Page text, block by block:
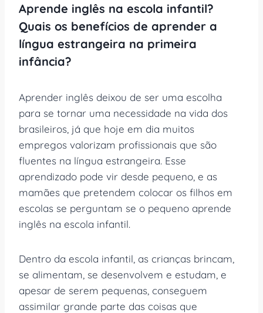
Aprende inglês na escola infantil?
Quais os benefícios de aprender a
língua estrangeira na primeira
infância?
Aprender inglês deixou de ser uma escolha
para se tornar uma necessidade na vida dos
brasileiros, já que hoje em dia muitos
empregos valorizam profissionais que são
fluentes na língua estrangeira. Esse
aprendizado pode vir desde pequeno, e as
mamães que pretendem colocar os filhos em
escolas se perguntam se o pequeno aprende
inglês na escola infantil.
Dentro da escola infantil, as crianças brincam,
se alimentam, se desenvolvem e estudam, e
apesar de serem pequenas, conseguem
assimilar grande parte das coisas que